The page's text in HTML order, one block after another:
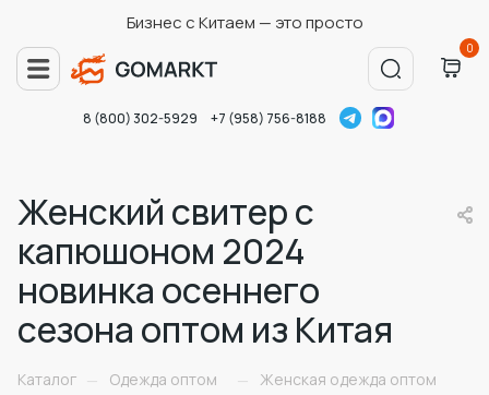
Бизнес с Китаем — это просто
0
8 (800) 302-5929 +7 (958) 756-8188
Женский свитер с
капюшоном 2024
новинка осеннего
сезона оптом из Китая
Каталог — Одежда оптом —
Женская одежда оптом